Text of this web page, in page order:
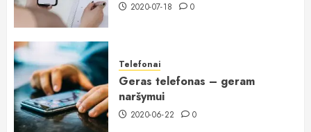
2020-07-18 0
Telefonai
Geras telefonas – geram
naršymui
2020-06-22 0